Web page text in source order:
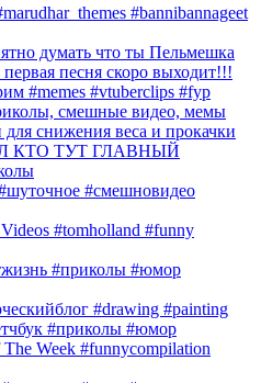
#bannibannageet
думать что ты Пельмешка
песня скоро выходит!!!
#memes #vtuberclips #fyp
смешные видео, мемы
снижения веса и прокачки
КТО ТУТ ГЛАВНЫЙ
#смешновидео
#tomholland #funny
#приколы #юмор
#drawing #painting
#приколы #юмор
Week #funnycompilation